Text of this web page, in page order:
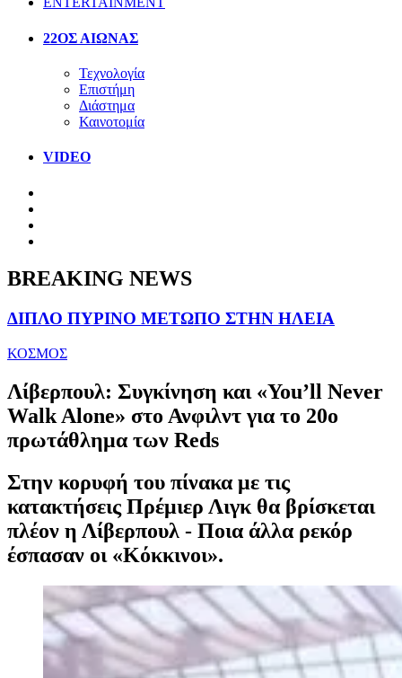
22ΟΣ ΑΙΩΝΑΣ
Τεχνολογία
Επιστήμη
Διάστημα
Καινοτομία
VIDEO
BREAKING NEWS
ΔΙΠΛΟ ΠΥΡΙΝΟ ΜΕΤΩΠΟ ΣΤΗΝ ΗΛΕΙΑ
ΚΟΣΜΟΣ
Λίβερπουλ: Συγκίνηση και «You’ll Never
Walk Alone» στο Ανφιλντ για το 20ο
πρωτάθλημα των Reds
Στην κορυφή του πίνακα με τις
κατακτήσεις Πρέμιερ Λιγκ θα βρίσκεται
πλέον η Λίβερπουλ - Ποια άλλα ρεκόρ
έσπασαν οι «Κόκκινοι».